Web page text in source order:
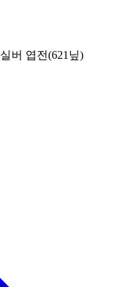
실버 엽전(621 닢)